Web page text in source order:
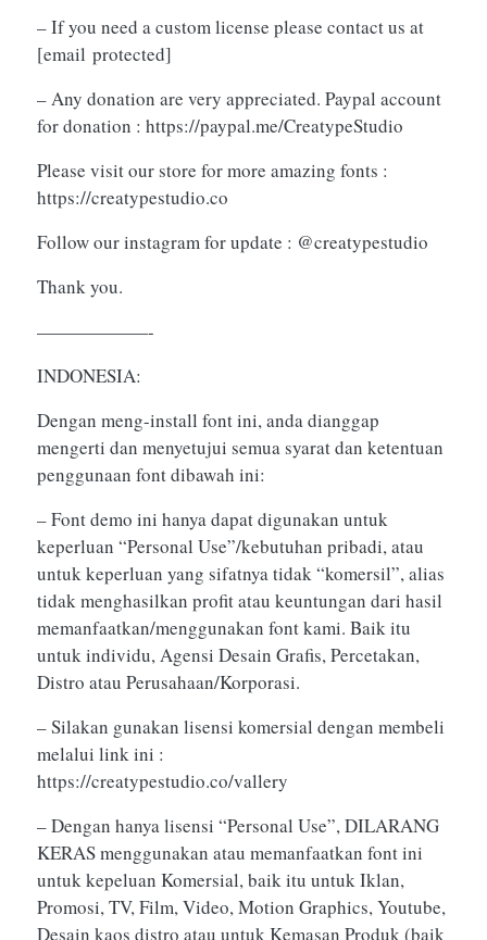
– If you need a custom license please contact us at
[email protected]
– Any donation are very appreciated. Paypal account
for donation : https://paypal.me/CreatypeStudio
Please visit our store for more amazing fonts :
https://creatypestudio.co
Follow our instagram for update : @creatypestudio
Thank you.
——————-
INDONESIA:
Dengan meng-install font ini, anda dianggap
mengerti dan menyetujui semua syarat dan ketentuan
penggunaan font dibawah ini:
– Font demo ini hanya dapat digunakan untuk
keperluan “Personal Use”/kebutuhan pribadi, atau
untuk keperluan yang sifatnya tidak “komersil”, alias
tidak menghasilkan profit atau keuntungan dari hasil
memanfaatkan/menggunakan font kami. Baik itu
untuk individu, Agensi Desain Grafis, Percetakan,
Distro atau Perusahaan/Korporasi.
– Silakan gunakan lisensi komersial dengan membeli
melalui link ini :
https://creatypestudio.co/vallery
– Dengan hanya lisensi “Personal Use”, DILARANG
KERAS menggunakan atau memanfaatkan font ini
untuk kepeluan Komersial, baik itu untuk Iklan,
Promosi, TV, Film, Video, Motion Graphics, Youtube,
Desain kaos distro atau untuk Kemasan Produk (baik